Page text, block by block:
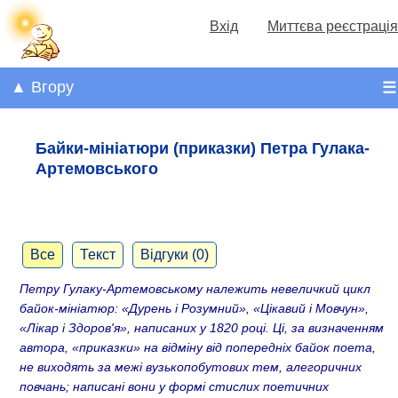
Вхід Миттєва реєстрація
☰
▲ Вгору
Байки-мініатюри (приказки) Петра Гулака-
Артемовського
Все Текст Відгуки (0)
Петру Гулаку-Артемовському належить невеличкий цикл
байок-мініатюр: «Дурень і Розумний», «Цікавий і Мовчун»,
«Лікар і Здоров'я», написаних у 1820 році. Ці, за визначенням
автора, «приказки» на відміну від попередніх байок поета,
не виходять за межі вузькопобутових тем, алегоричних
повчань; написані вони у формі стислих поетичних